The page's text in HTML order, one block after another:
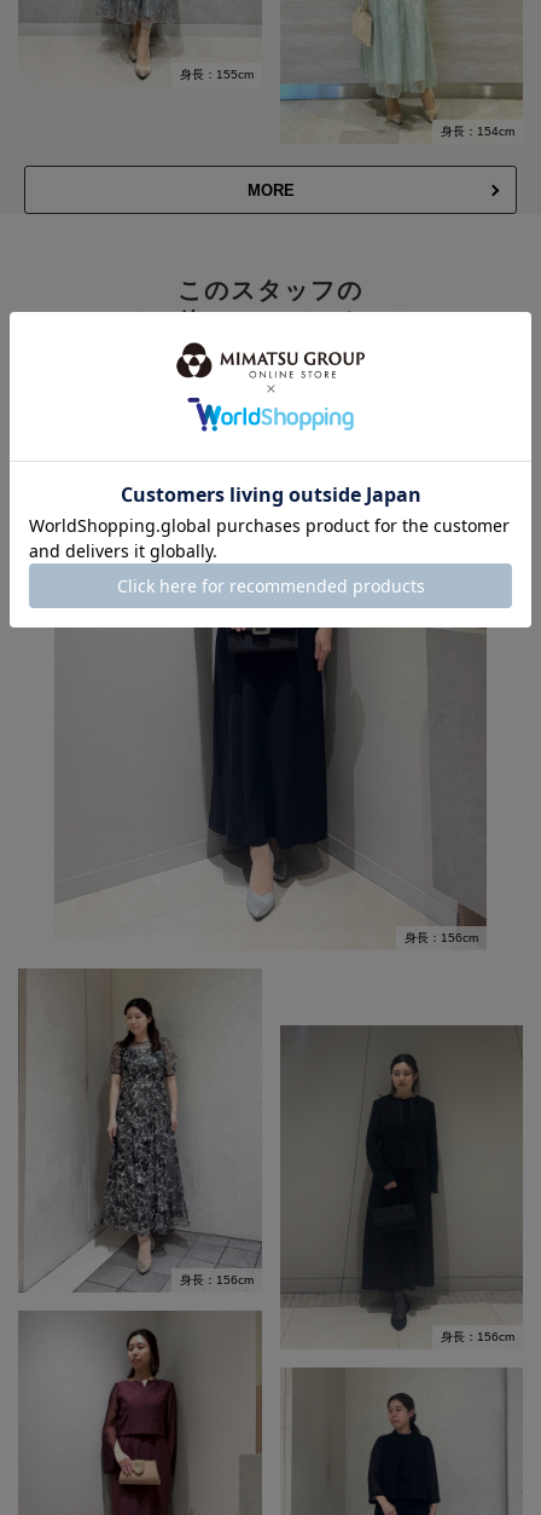
身長：155cm
身長：154cm
MORE
このスタッフの
身長：156cm
身長：156cm
身長：156cm